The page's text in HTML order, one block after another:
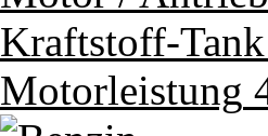
Kraftstoff-Tank
Motorleistung